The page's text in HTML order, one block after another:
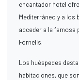
encantador hotel
Mediterráneo y a los
acceder a la famosa
Fornells.
Los huéspedes
habitaciones, que